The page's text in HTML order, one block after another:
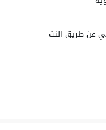
عن طريق النت